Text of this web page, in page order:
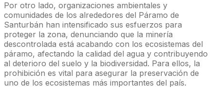
Por otro lado, organizaciones ambientales y
comunidades de los alrededores del Páramo de
Santurbán han intensificado sus esfuerzos para
proteger la zona, denunciando que la minería
descontrolada está acabando con los ecosistemas del
páramo, afectando la calidad del agua y contribuyendo
al deterioro del suelo y la biodiversidad. Para ellos, la
prohibición es vital para asegurar la preservación de
uno de los ecosistemas más importantes del país.